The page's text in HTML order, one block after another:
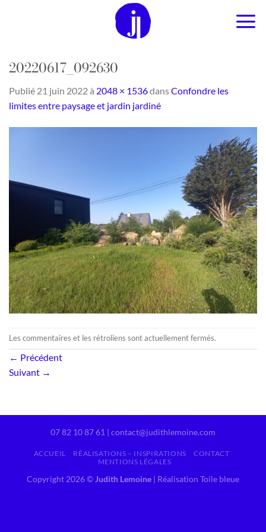
20220617_092630
Publié 21 juin 2022à 2048 × 1536dansConfondre les
limites entre paysage et jardin jardiné
Les commentaires et les rétroliens sont actuellement fermés.
← Précédent
Suivant →
07 82 10 87 61 | contact@judithlemoine.com
ACCUEIL RÉALISATIONS – INSPIRATIONS
CONTACT
MENTIONS LÉGALES
Copyright 2026 © Judith Lemoine | Réalisation Toile bleue